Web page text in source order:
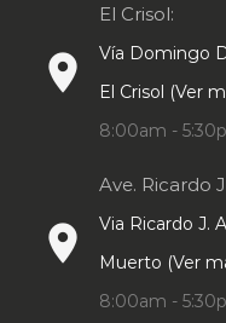
place
El Crisol:
Vía Domingo
El Crisol (Ver
8:00am -
place
Ave. Ricardo
Via Ricardo J.
Muerto (Ver
8:00am -